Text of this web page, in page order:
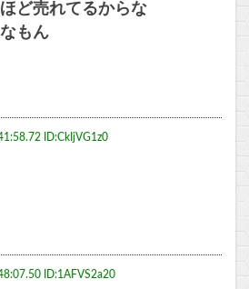
ど売れてるからな
もん
ID:CkIjVG1z0
ID:1AFVS2a20